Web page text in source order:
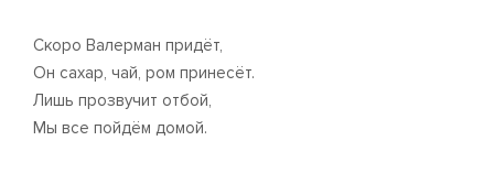
Скоро Валерман придёт,
Он сахар, чай, ром принесёт.
Лишь прозвучит отбой,
Мы все пойдём домой.